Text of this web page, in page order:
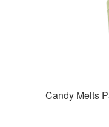
Candy Melts